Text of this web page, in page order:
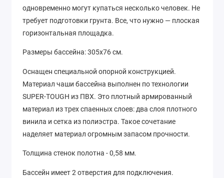
одновременно могут купаться несколько человек. Не
требует подготовки грунта. Все, что нужно — плоская
горизонтальная площадка.
Размеры бассейна: 305х76 см.
Оснащен специальной опорной конструкцией.
Материал чаши бассейна выполнен по технологии
SUPER-TOUGH из ПВХ. Это плотный армированный
материал из трех спаенных слоев: два слоя плотного
винила и сетка из полиэстра. Такое сочетание
наделяет материал огромным запасом прочности.
Толщина стенок полотна - 0,58 мм.
Бассейн имеет 2 отверстия для подключения.